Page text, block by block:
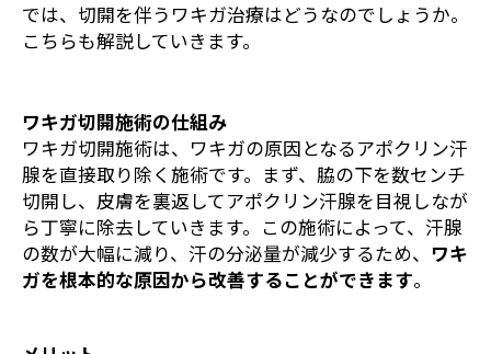
では、切開を伴うワキガ治療はどうなのでしょうか。
こちらも解説していきます。
ワキガ切開施術の仕組み
ワキガ切開施術は、ワキガの原因となるアポクリン汗
腺を直接取り除く施術です。まず、脇の下を数センチ
切開し、皮膚を裏返してアポクリン汗腺を目視しなが
ら丁寧に除去していきます。この施術によって、汗腺
の数が大幅に減り、汗の分泌量が減少するため、 ワキ
ガを根本的な原因から改善することができます。